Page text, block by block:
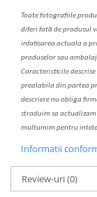
Toate fotografiile
diferi fată de produsul v
infatisarea actuala a
produselor sau
Caracteristicile
prealabila din partea
descriere nu obliga
straduim sa actualizam
multumim pentru int
Informatii
Review-uri(0)